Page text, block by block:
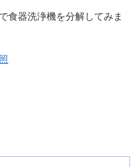
食器洗浄機を分解してみま